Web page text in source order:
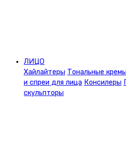
ЛИЦО
Хайлайтеры Тональные кремы
и спреи для лица Консилеры
скульпторы